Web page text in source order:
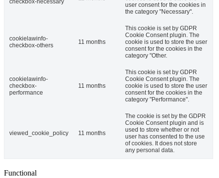
checkbox-necessary
user consent for the cookies in
the category "Necessary".
cookielawinfo-
checkbox-others
11 months
This cookie is set by GDPR
Cookie Consent plugin. The
cookie is used to store the user
consent for the cookies in the
category "Other.
cookielawinfo-
checkbox-
performance
11 months
This cookie is set by GDPR
Cookie Consent plugin. The
cookie is used to store the user
consent for the cookies in the
category "Performance".
viewed_cookie_policy 11 months
The cookie is set by the GDPR
Cookie Consent plugin and is
used to store whether or not
user has consented to the use
of cookies. It does not store
any personal data.
Functional